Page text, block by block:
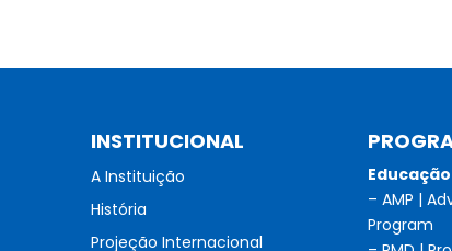
INSTITUCIONAL
A Instituição
História
Projeção Internacional
– AMP |
Program